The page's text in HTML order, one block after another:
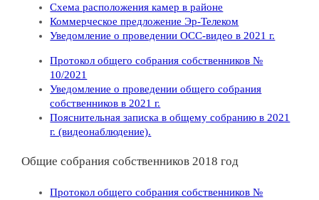
Схема расположения камер в районе
Коммерческое предложение Эр-Телеком
Уведомление о проведении ОСС-видео в 2021 г.
Протокол общего собрания собственников №
10/2021
Уведомление о проведении общего собрания
собственников в 2021 г.
Пояснительная записка в общему собранию в 2021
г. (видеонаблюдение).
Общие собрания собственников 2018 год
Протокол общего собрания собственников №